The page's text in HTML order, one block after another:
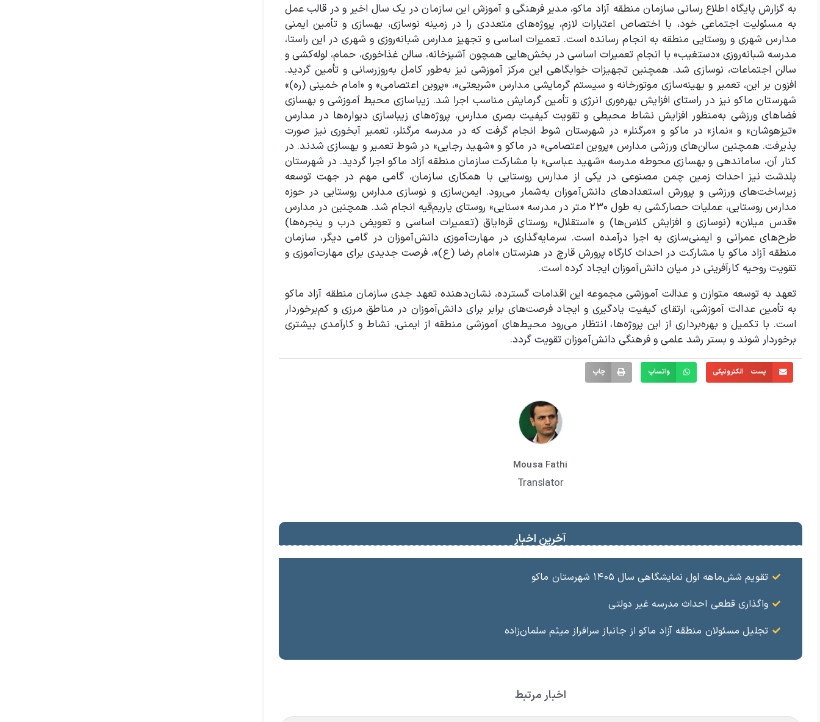
به گزارش پایگاه اطلاع رسانی سازمان منطقه آزاد ماکو، مدیر فرهنگی و آموزش این سازمان در یک سال اخیر و در قالب عمل
به مسئولیت اجتماعی خود، با اختصاص اعتبارات لازم، پروژه‌های متعددی را در زمینه نوسازی، بهسازی و تأمین ایمنی
مدارس شهری و روستایی منطقه به انجام رسانده است. تعمیرات اساسی و تجهیز مدارس شبانه‌روزی و شهری در این راستا،
مدرسه شبانه‌روزی «دستغیب» با انجام تعمیرات اساسی در بخش‌هایی همچون آشپزخانه، سالن غذاخوری، حمام، لوله‌کشی و
سالن اجتماعات، نوسازی شد. همچنین تجهیزات خوابگاهی این مرکز آموزشی نیز به‌طور کامل به‌روزرسانی و تأمین گردید.
افزون بر این، تعمیر و بهینه‌سازی موتورخانه و سیستم گرمایشی مدارس «شریعتی»، «پروین اعتصامی» و «امام خمینی (ره)»
شهرستان ماکو نیز در راستای افزایش بهره‌وری انرژی و تأمین گرمایش مناسب اجرا شد. زیباسازی محیط آموزشی و بهسازی
فضاهای ورزشی به‌منظور افزایش نشاط محیطی و تقویت کیفیت بصری مدارس، پروژه‌های زیباسازی دیواره‌ها در مدارس
«تیزهوشان» و «نماز» در ماکو و «مرگنلر» در شهرستان شوط انجام گرفت که در مدرسه مرگنلر، تعمیر آبخوری نیز صورت
پذیرفت. همچنین سالن‌های ورزشی مدارس «پروین اعتصامی» در ماکو و «شهید رجایی» در شوط تعمیر و بهسازی شدند. در
کنار آن، ساماندهی و بهسازی محوطه مدرسه «شهید عباسی» با مشارکت سازمان منطقه آزاد ماکو اجرا گردید. در شهرستان
پلدشت نیز احداث زمین چمن مصنوعی در یکی از مدارس روستایی با همکاری سازمان، گامی مهم در جهت توسعه
زیرساخت‌های ورزشی و پرورش استعدادهای دانش‌آموزان به‌شمار می‌رود. ایمن‌سازی و نوسازی مدارس روستایی در حوزه
مدارس روستایی، عملیات حصارکشی به طول ۲۳۰ متر در مدرسه «سنایی» روستای یاریم‌قیه انجام شد. همچنین در مدارس
«قدس میلان» (نوسازی و افزایش کلاس‌ها) و «استقلال» روستای قره‌ایاق (تعمیرات اساسی و تعویض درب و پنجره‌ها)
طرح‌های عمرانی و ایمنی‌سازی به اجرا درآمده است. سرمایه‌گذاری در مهارت‌آموزی دانش‌آموزان در گامی دیگر، سازمان
منطقه آزاد ماکو با مشارکت در احداث کارگاه پرورش قارچ در هنرستان «امام رضا (ع)»، فرصت جدیدی برای مهارت‌آموزی و
تقویت روحیه کارآفرینی در میان دانش‌آموزان ایجاد کرده است.
تعهد به توسعه متوازن و عدالت آموزشی مجموعه این اقدامات گسترده، نشان‌دهنده تعهد جدی سازمان منطقه آزاد ماکو
به تأمین عدالت آموزشی، ارتقای کیفیت یادگیری و ایجاد فرصت‌های برابر برای دانش‌آموزان در مناطق مرزی و کم‌برخوردار
است. با تکمیل و بهره‌برداری از این پروژه‌ها، انتظار می‌رود محیط‌های آموزشی منطقه از ایمنی، نشاط و کارآمدی بیشتری
برخوردار شوند و بستر رشد علمی و فرهنگی دانش‌آموزان تقویت گردد.
پست الکترونیکی واتساپ چاپ
Mousa Fathi
Translator
آخرین اخبار
تقویم شش‌ماهه اول نمایشگاهی سال ۱۴۰۵ شهرستان ماکو
واگذاری قطعی احداث مدرسه غیر دولتی
تجلیل مسئولان منطقه آزاد ماکو از جانباز سرافراز میثم سلمان‌زاده
اخبار مرتبط